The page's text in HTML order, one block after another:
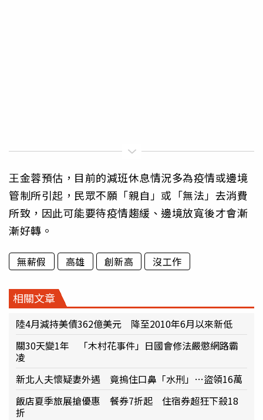
王金蓉預估，目前的減班休息情況多為疫情或邊境
管制所引起，民眾不願「親自」或「無法」去消費
所致，因此可能要待疫情趨緩、邊境放寬後才會漸
漸好轉。
無薪假 高雄 創新高 沒工作
相關文章
陸4月減持美債362億美元 降至2010年6月以來新低
關30天變1年 「木村花事件」日國會修法嚴懲網路霸
凌
新北人夫懷疑妻外遇 竟摀住口鼻「水刑」…盜領16萬
飯店夏季旅展搶優惠 餐券7折起 住宿券超狂下殺18
折